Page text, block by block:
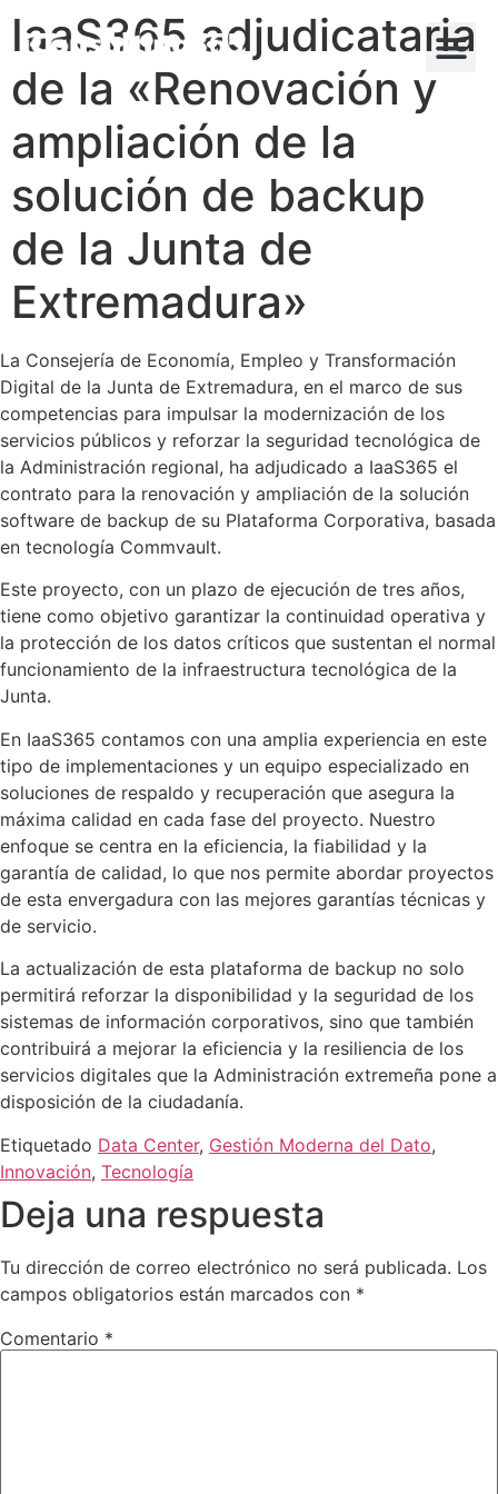
IaaS365 adjudicataria
de la «Renovación y
ampliación de la
solución de backup
de la Junta de
Extremadura»
La Consejería de Economía, Empleo y Transformación
Digital de la Junta de Extremadura, en el marco de sus
competencias para impulsar la modernización de los
servicios públicos y reforzar la seguridad tecnológica de
la Administración regional, ha adjudicado a IaaS365 el
contrato para la renovación y ampliación de la solución
software de backup de su Plataforma Corporativa, basada
en tecnología Commvault.
Este proyecto, con un plazo de ejecución de tres años,
tiene como objetivo garantizar la continuidad operativa y
la protección de los datos críticos que sustentan el normal
funcionamiento de la infraestructura tecnológica de la
Junta.
En IaaS365 contamos con una amplia experiencia en este
tipo de implementaciones y un equipo especializado en
soluciones de respaldo y recuperación que asegura la
máxima calidad en cada fase del proyecto. Nuestro
enfoque se centra en la eficiencia, la fiabilidad y la
garantía de calidad, lo que nos permite abordar proyectos
de esta envergadura con las mejores garantías técnicas y
de servicio.
La actualización de esta plataforma de backup no solo
permitirá reforzar la disponibilidad y la seguridad de los
sistemas de información corporativos, sino que también
contribuirá a mejorar la eficiencia y la resiliencia de los
servicios digitales que la Administración extremeña pone a
disposición de la ciudadanía.
Etiquetado Data Center, Gestión Moderna del Dato,
Innovación, Tecnología
Deja una respuesta
Tu dirección de correo electrónico no será publicada. Los
campos obligatorios están marcados con *
Comentario *